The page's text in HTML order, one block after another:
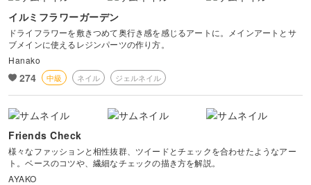
イルミフラワーガーデン
ドライフラワーを敷きつめて奥行き感を感じるアートに。メインアートとサ
ブメインに使えるレジンパーツの作り方。
Hanako
274 中級 ネイル ジェルネイル
Friends Check
様々なファッションと相性抜群、ツイードとチェックを合わせたようなアー
ト。ベースのコツや、繊細なチェックの描き方を解説。
AYAKO